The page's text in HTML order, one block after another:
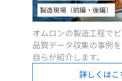
製造現場（前編・後編）
オムロンの製造工程で
品質データ収集の事例
自らが紹介します。
詳しくは